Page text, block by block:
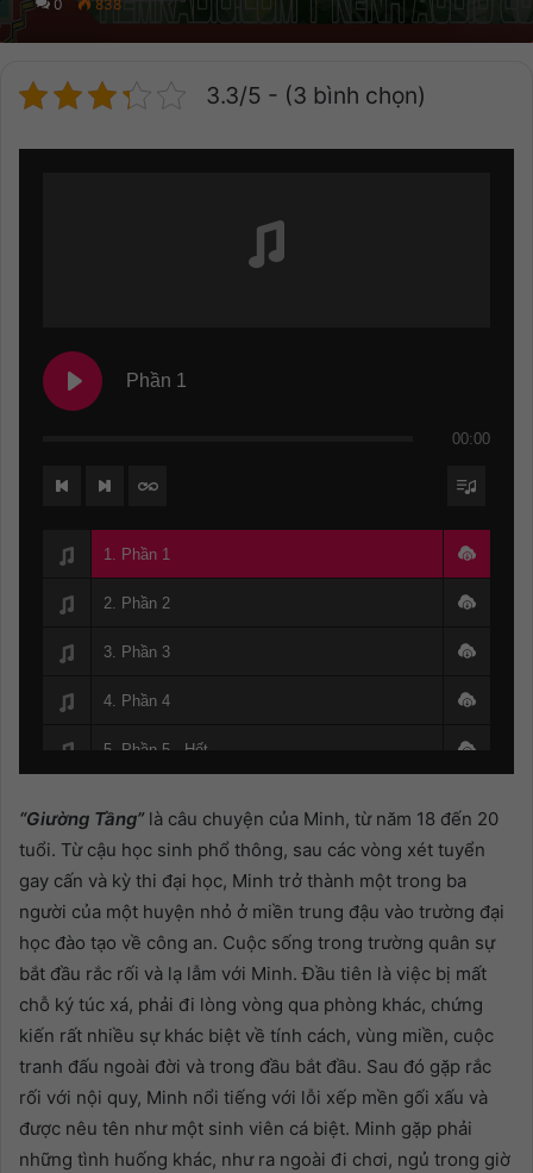
0 838
3.3/5 - (3 bình chọn)
Phần 1
00:00
1. Phần 1
2. Phần 2
3. Phần 3
4. Phần 4
5. Phần 5 - Hết
“Giường Tầng”là câu chuyện của Minh, từ năm 18 đến 20
tuổi. Từ cậu học sinh phổ thông, sau các vòng xét tuyển
gay cấn và kỳ thi đại học, Minh trở thành một trong ba
người của một huyện nhỏ ở miền trung đậu vào trường đại
học đào tạo về công an. Cuộc sống trong trường quân sự
bắt đầu rắc rối và lạ lẫm với Minh. Đầu tiên là việc bị mất
chỗ ký túc xá, phải đi lòng vòng qua phòng khác, chứng
kiến rất nhiều sự khác biệt về tính cách, vùng miền, cuộc
tranh đấu ngoài đời và trong đầu bắt đầu. Sau đó gặp rắc
rối với nội quy, Minh nổi tiếng với lỗi xếp mền gối xấu và
được nêu tên như một sinh viên cá biệt. Minh gặp phải
những tình huống khác, như ra ngoài đi chơi, ngủ trong giờ